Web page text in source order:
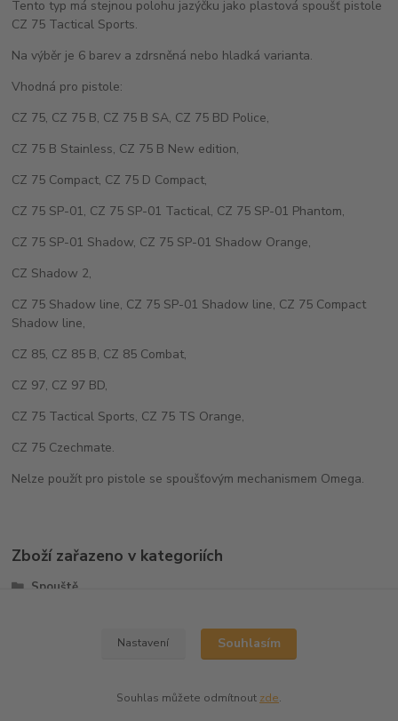
Tento typ má stejnou polohu jazýčku jako plastová spoušť pistole
CZ 75 Tactical Sports.
Na výběr je 6 barev a zdrsněná nebo hladká varianta.
Vhodná pro pistole:
CZ 75, CZ 75 B, CZ 75 B SA, CZ 75 BD Police,
CZ 75 B Stainless, CZ 75 B New edition,
CZ 75 Compact, CZ 75 D Compact,
CZ 75 SP-01, CZ 75 SP-01 Tactical, CZ 75 SP-01 Phantom,
CZ 75 SP-01 Shadow, CZ 75 SP-01 Shadow Orange,
CZ Shadow 2,
CZ 75 Shadow line, CZ 75 SP-01 Shadow line, CZ 75 Compact
Shadow line,
CZ 85, CZ 85 B, CZ 85 Combat,
CZ 97, CZ 97 BD,
CZ 75 Tactical Sports, CZ 75 TS Orange,
CZ 75 Czechmate.
Nelze použít pro pistole se spoušťovým mechanismem Omega.
Zboží zařazeno v kategoriích
Spouště
Nastavení Souhlasím
Souhlas můžete odmítnout zde.